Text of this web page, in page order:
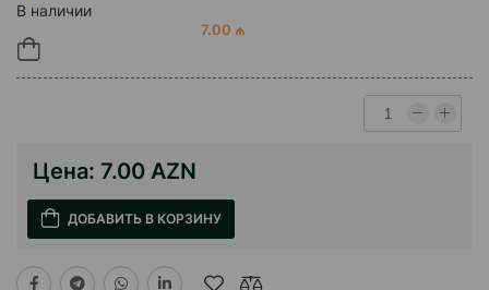
В наличии
7.00 ₼
Цена: 7.00 AZN
ДОБАВИТЬ В КОРЗИНУ